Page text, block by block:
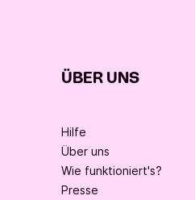
ÜBER UNS
Hilfe
Über uns
Wie funktioniert's?
Presse